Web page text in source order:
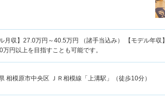
月収】 27.0万円～40.5万円 （諸手当込み） 【モデル年収】
万円以上を目指すことも可能です。
相模原市中央区 ＪＲ相模線「上溝駅」（徒歩10分）